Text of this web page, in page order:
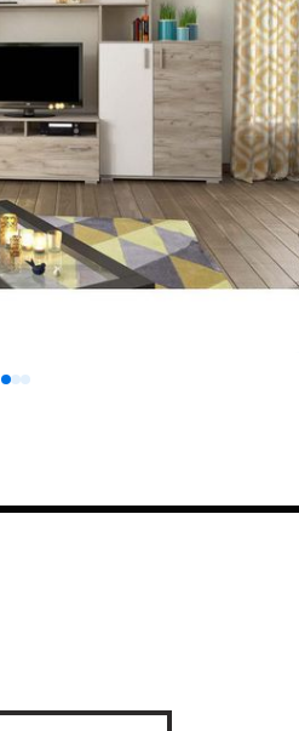
012